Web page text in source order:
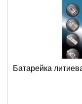
Батарейка